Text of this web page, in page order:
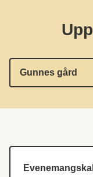
Gunnes gård